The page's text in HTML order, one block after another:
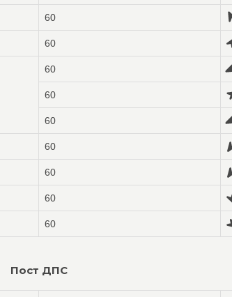
60
60
60
60
60
60
60
60
60
Пост ДПС